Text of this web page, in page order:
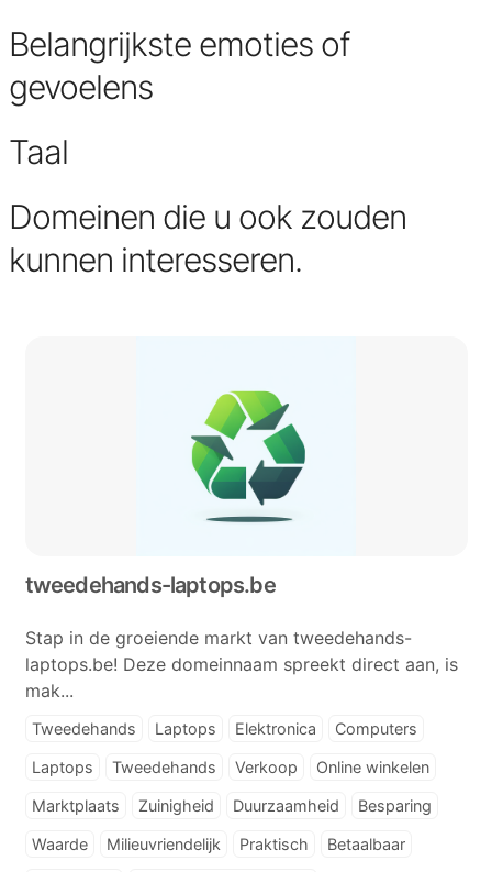
Belangrijkste emoties of
gevoelens
Taal
Domeinen die u ook zouden
kunnen interesseren.
tweedehands-laptops.be
Stap in de groeiende markt van tweedehands-
laptops.be! Deze domeinnaam spreekt direct aan, is
mak...
Tweedehands Laptops Elektronica Computers
Laptops Tweedehands Verkoop Online winkelen
Marktplaats Zuinigheid Duurzaamheid Besparing
Waarde Milieuvriendelijk Praktisch Betaalbaar